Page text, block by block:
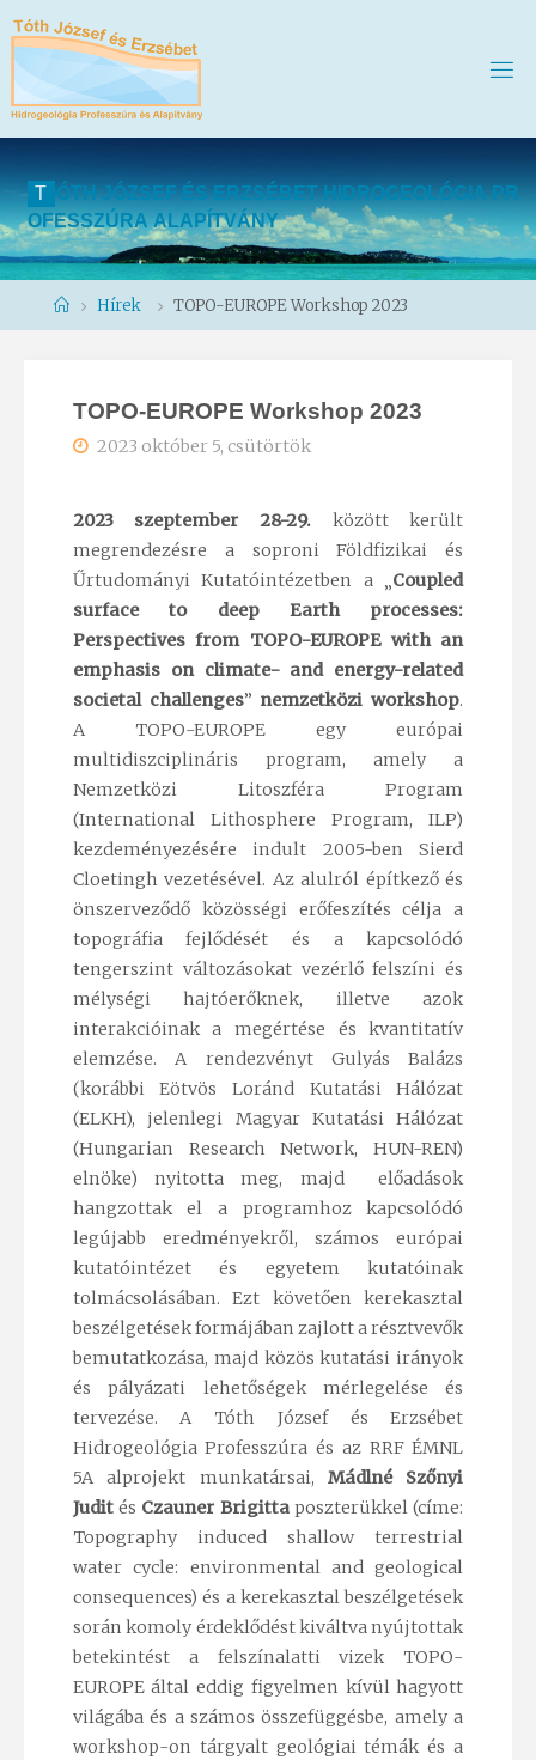
T ÓT H J ÓZS E F ÉS E RZSÉ BET H DROG EOLÓG A P R
OFESSZÚ RA ALAPÍTVÁNY
HomeHírek TOPO-EUROPE Workshop 2023
TOPO-EUROPE Workshop 2023
2023 október 5, csütörtök
2023 szeptember 28-29. között került
megrendezésre a soproni Földfizikai és
Űrtudományi Kutatóintézetben a „Coupled
surface to deep Earth processes:
Perspectives from TOPO-EUROPE with an
emphasis on climate- and energy-related
societal challenges” nemzetközi workshop.
A TOPO-EUROPE egy európai
multidiszciplináris program, amely a
Nemzetközi Litoszféra Program
(International Lithosphere Program, ILP)
kezdeményezésére indult 2005-ben Sierd
Cloetingh vezetésével. Az alulról építkező és
önszerveződő közösségi erőfeszítés célja a
topográfia fejlődését és a kapcsolódó
tengerszint változásokat vezérlő felszíni és
mélységi hajtóerőknek, illetve azok
interakcióinak a megértése és kvantitatív
elemzése. A rendezvényt Gulyás Balázs
(korábbi Eötvös Loránd Kutatási Hálózat
(ELKH), jelenlegi Magyar Kutatási Hálózat
(Hungarian Research Network, HUN-REN)
elnöke) nyitotta meg, majd előadások
hangzottak el a programhoz kapcsolódó
legújabb eredményekről, számos európai
kutatóintézet és egyetem kutatóinak
tolmácsolásában. Ezt követően kerekasztal
beszélgetések formájában zajlott a résztvevők
bemutatkozása, majd közös kutatási irányok
és pályázati lehetőségek mérlegelése és
tervezése. A Tóth József és Erzsébet
Hidrogeológia Professzúra és az RRF ÉMNL
5A alprojekt munkatársai, Mádlné Szőnyi
Judités Czauner Brigittaposzterükkel (címe:
Topography induced shallow terrestrial
water cycle: environmental and geological
consequences) és a kerekasztal beszélgetések
során komoly érdeklődést kiváltva nyújtottak
betekintést a felszínalatti vizek TOPO-
EUROPE által eddig figyelmen kívül hagyott
világába és a számos összefüggésbe, amely a
workshop-on tárgyalt geológiai témák és a